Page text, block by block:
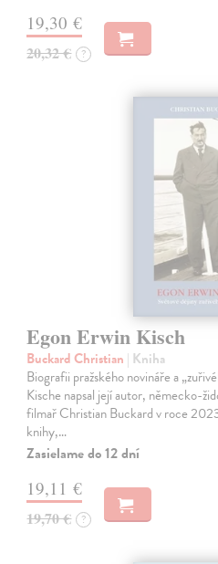
19,30 €
20,32 € ?
Egon Erwin Kisch
Buckard Christian | Kniha
Biografii pražského novináře a
Kische napsal její autor, německo-
filmař Christian Buckard v roce
knihy,…
Zasielame do 12 dní
19,11 €
19,70 € ?